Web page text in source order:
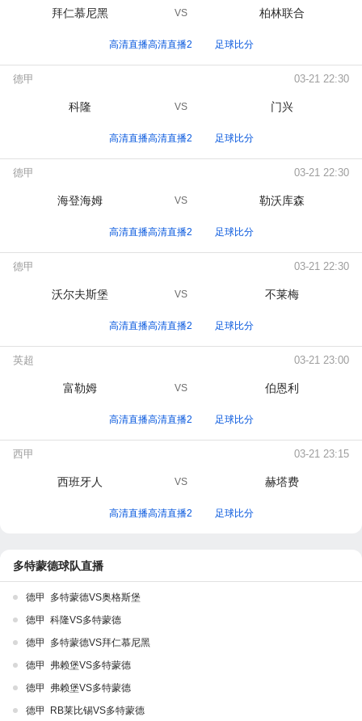
拜仁慕尼黑 VS 柏林联合
高清直播高清直播2 足球比分
德甲 03-21 22:30
科隆 VS 门兴
高清直播高清直播2 足球比分
德甲 03-21 22:30
海登海姆 VS 勒沃库森
高清直播高清直播2 足球比分
德甲 03-21 22:30
沃尔夫斯堡 VS 不莱梅
高清直播高清直播2 足球比分
英超 03-21 23:00
富勒姆 VS 伯恩利
高清直播高清直播2 足球比分
西甲 03-21 23:15
西班牙人 VS 赫塔费
高清直播高清直播2 足球比分
多特蒙德球队直播
德甲 多特蒙德VS奥格斯堡
德甲 科隆VS多特蒙德
德甲 多特蒙德VS拜仁慕尼黑
德甲 弗赖堡VS多特蒙德
德甲 弗赖堡VS多特蒙德
德甲 RB莱比锡VS多特蒙德